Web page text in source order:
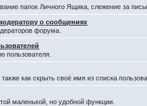
папок Личного Ящика, слежение за
о сообщениях
форума.
пользователя.
как скрыть своё имя из списка
маленькой, но удобной функции.